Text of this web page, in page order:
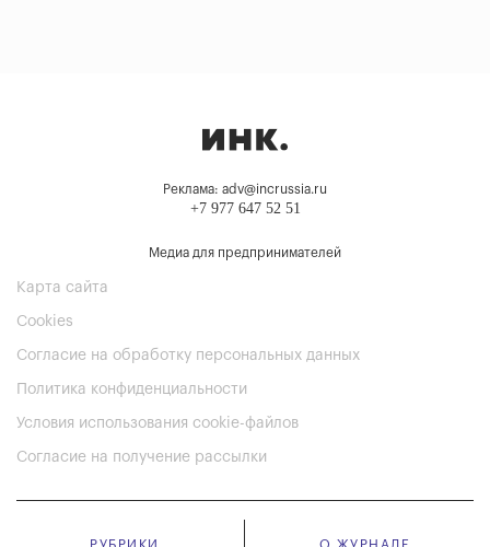
Реклама: adv@incrussia.ru
+7 977 647 52 51
Медиа для предпринимателей
Карта сайта
Cookies
Согласие на обработку персональных данных
Политика конфиденциальности
Условия использования cookie-файлов
Согласие на получение рассылки